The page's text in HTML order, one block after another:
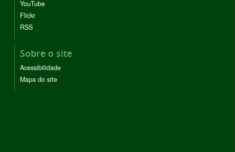
YouTube
Flickr
RSS
Sobre o site
Acessibilidade
Mapa do site